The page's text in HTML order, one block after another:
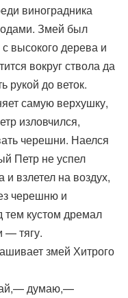
виноградника
Змей был
высокого дерева и
вокруг ствола да
рукой до веток.
самую верхушку,
изловчился,
черешни. Наелся
Петр не успел
взлетел на воздух,
черешню и
тем кустом дремал
— тягу.
змей Хитрого
думаю,—